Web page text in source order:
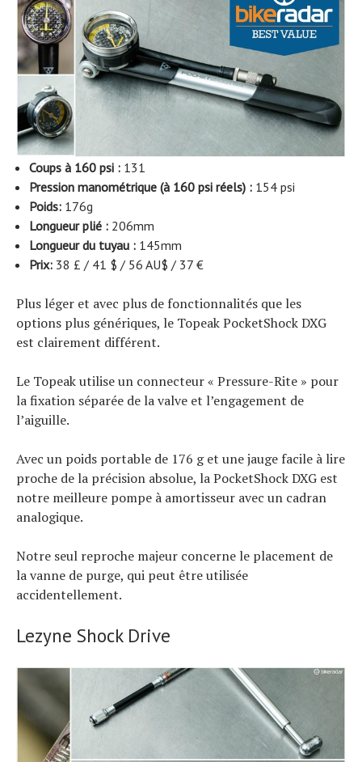
Coups à 160 psi : 131
Pression manométrique (à 160 psi réels) : 154 psi
Poids: 176g
Longueur plié : 206mm
Longueur du tuyau : 145mm
Prix: 38 £ / 41 $ / 56 AU$ / 37 €
Plus léger et avec plus de fonctionnalités que les
options plus génériques, le Topeak PocketShock DXG
est clairement différent.
Le Topeak utilise un connecteur « Pressure-Rite » pour
la fixation séparée de la valve et l’engagement de
l’aiguille.
Avec un poids portable de 176 g et une jauge facile à lire
proche de la précision absolue, la PocketShock DXG est
notre meilleure pompe à amortisseur avec un cadran
analogique.
Notre seul reproche majeur concerne le placement de
la vanne de purge, qui peut être utilisée
accidentellement.
Lezyne Shock Drive